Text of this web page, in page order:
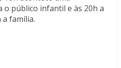
o público infantil e às 20h a
família.